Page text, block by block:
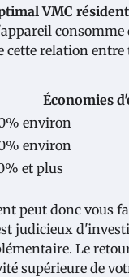
VMC
cette relation
Économies
environ
environ
et plus
peut donc vous
judicieux
Le
supérieure de